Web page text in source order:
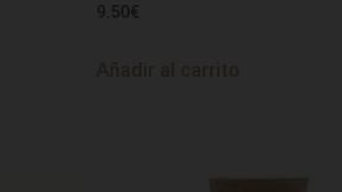
9.50 €